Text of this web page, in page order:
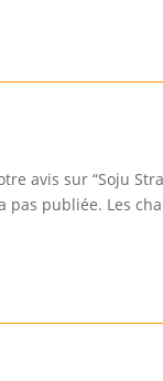
avis sur “Soju
pas publiée. Les